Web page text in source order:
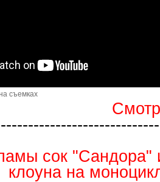
сок "Сандора"
клоуна на